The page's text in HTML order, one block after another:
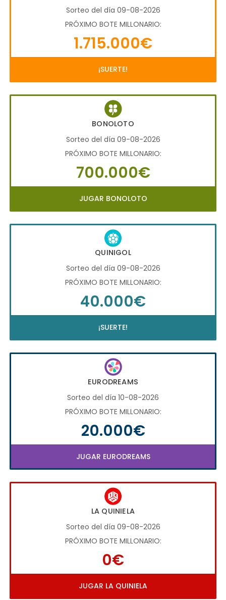
Sorteo del día 09-08-2026
PRÓXIMO BOTE MILLONARIO:
1.715.000€
¡SUERTE!
BONOLOTO
Sorteo del día 09-08-2026
PRÓXIMO BOTE MILLONARIO:
700.000€
JUGAR BONOLOTO
QUINIGOL
Sorteo del día 09-08-2026
PRÓXIMO BOTE MILLONARIO:
40.000€
¡SUERTE!
EURODREAMS
Sorteo del día 10-08-2026
PRÓXIMO BOTE MILLONARIO:
20.000€
JUGAR EURODREAMS
LA QUINIELA
Sorteo del día 09-08-2026
PRÓXIMO BOTE MILLONARIO:
0€
JUGAR LA QUINIELA